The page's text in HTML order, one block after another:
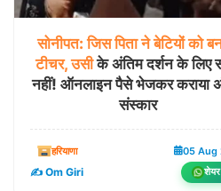
सोनीपत: जिस पिता ने बेटियों को
टीचर, उसीके अंतिम दर्शन के लिए
नहीं! ऑनलाइन पैसे भेजकर कराया
संस्कार
हरियाणा 05 Aug
✍️ Om Giri